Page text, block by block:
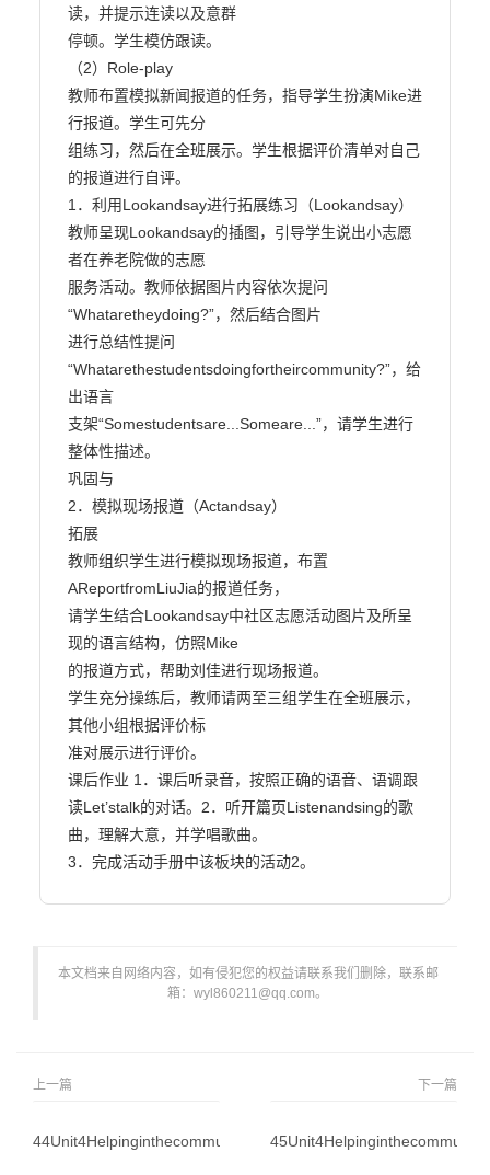
读，并提示连读以及意群
停顿。学生模仿跟读。
（2）Role-play
教师布置模拟新闻报道的任务，指导学生扮演Mike进
行报道。学生可先分
组练习，然后在全班展示。学生根据评价清单对自己
的报道进行自评。
1．利用Lookandsay进行拓展练习（Lookandsay）
教师呈现Lookandsay的插图，引导学生说出小志愿
者在养老院做的志愿
服务活动。教师依据图片内容依次提问
“Whataretheydoing?”，然后结合图片
进行总结性提问
“Whatarethestudentsdoingfortheircommunity?”，给
出语言
支架“Somestudentsare...Someare...”，请学生进行
整体性描述。
巩固与
2．模拟现场报道（Actandsay）
拓展
教师组织学生进行模拟现场报道，布置
AReportfromLiuJia的报道任务，
请学生结合Lookandsay中社区志愿活动图片及所呈
现的语言结构，仿照Mike
的报道方式，帮助刘佳进行现场报道。
学生充分操练后，教师请两至三组学生在全班展示，
其他小组根据评价标
准对展示进行评价。
课后作业 1．课后听录音，按照正确的语音、语调跟
读Let’stalk的对话。2．听开篇页Listenandsing的歌
曲，理解大意，并学唱歌曲。
3．完成活动手册中该板块的活动2。
本文档来自网络内容，如有侵犯您的权益请联系我们删除，联系邮
箱：wyl860211@qq.com。
上一篇 下一篇